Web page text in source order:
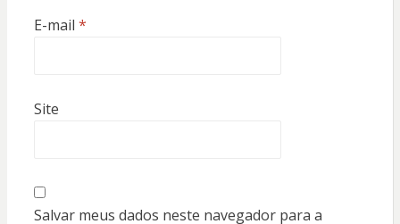
E-mail *
Site
Salvar meus dados neste navegador para a